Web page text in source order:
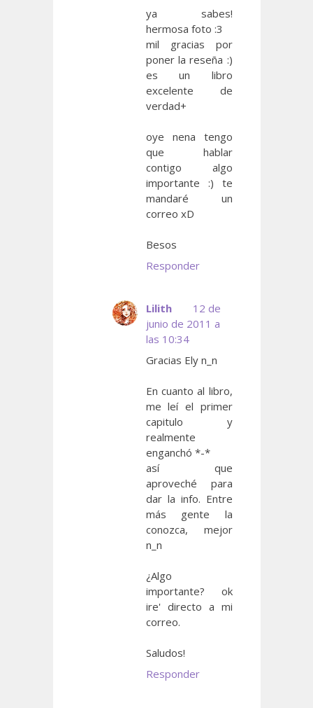
ya sabes!
hermosa foto :3
mil gracias por
poner la reseña :)
es un libro
excelente de
verdad+
oye nena tengo
que hablar
contigo algo
importante :) te
mandaré un
correo xD
Besos
Responder
Lilith
12 de
junio de 2011 a
las 10:34
Gracias Ely n_n
En cuanto al libro,
me leí el primer
capitulo y
realmente
enganchó *-*
así que
aproveché para
dar la info. Entre
más gente la
conozca, mejor
n_n
¿Algo
importante? ok
ire' directo a mi
correo.
Saludos!
Responder